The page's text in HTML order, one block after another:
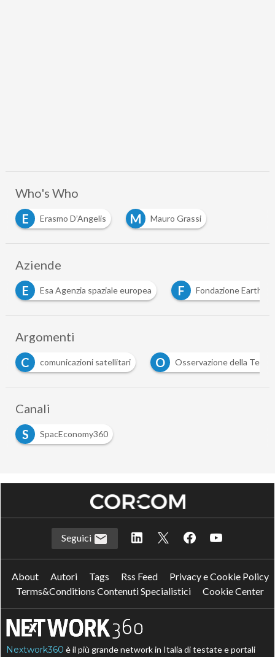
Who's Who
E
Erasmo D’Angelis M Mauro Grassi
Aziende
E
Esa Agenzia spaziale europea F Fondazione Earth
Argomenti
C
comunicazioni satellitari O Osservazione della Terra
Canali
S
SpacEconomy360
Seguici
About Autori Tags Rss Feed
Privacy e Cookie Policy
Terms&Conditions Contenuti Specialistici
Cookie Center
Nextwork360 è il più grande network in Italia di testate e portali